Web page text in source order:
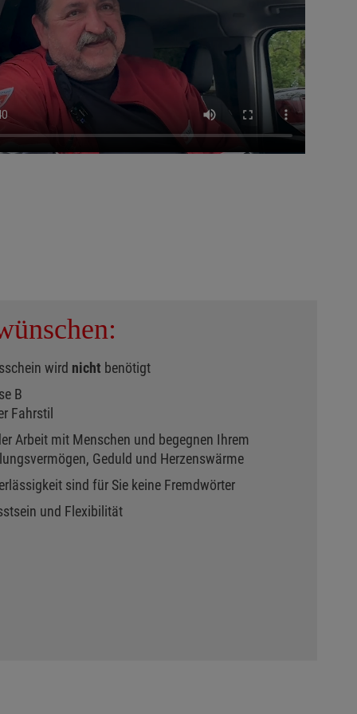
wird nicht benötigt
B
Fahrstil
Arbeit mit Menschen und begegnen Ihrem
Geduld und Herzenswärme
sind für Sie keine Fremdwörter
und Flexibilität